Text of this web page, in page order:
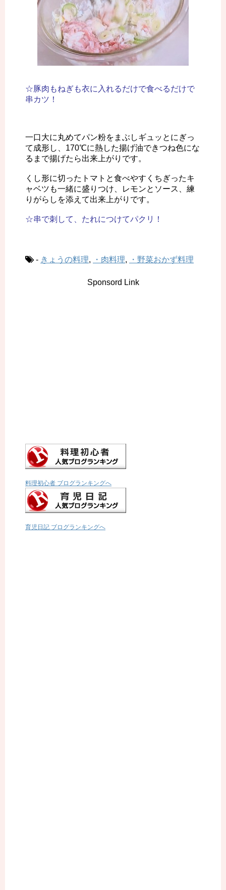
☆豚肉もねぎも衣に入れるだけで食べるだけで
串カツ！
一口大に丸めてパン粉をまぶしギュッとにぎっ
て成形し、170℃に熱した揚げ油できつね色にな
るまで揚げたら出来上がりです。
くし形に切ったトマトと食べやすくちぎったキ
ャベツも一緒に盛りつけ、レモンとソース、練
りがらしを添えて出来上がりです。
☆串で刺して、たれにつけてパクリ！
- きょうの料理, ・肉料理, ・野菜おかず料理
Sponsord Link
料理初心者 ブログランキングへ
育児日記 ブログランキングへ